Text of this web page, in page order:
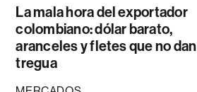
La mala hora del exportador
colombiano: dólar barato,
aranceles y fletes que no dan
tregua